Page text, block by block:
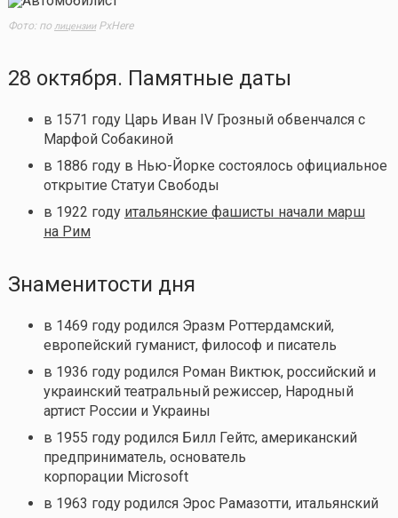
Фото: по лицензииPxHere
28 октября. Памятные даты
в 1571 году Царь Иван IV Грозный обвенчался с
Марфой Собакиной
в 1886 году в Нью-Йорке состоялось официальное
открытие Статуи Свободы
в 1922 году итальянские фашисты начали марш
на Рим
Знаменитости дня
в 1469 году родился Эразм Роттердамский,
европейский гуманист, философ и писатель
в 1936 году родился Роман Виктюк, российский и
украинский театральный режиссер, Народный
артист России и Украины
в 1955 году родился Билл Гейтс, американский
предприниматель, основатель
корпорации Microsoft
в 1963 году родился Эрос Рамазотти, итальянский